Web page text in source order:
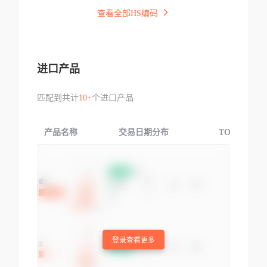
查看全部HS编码
进口产品
匹配到共计10+个进口产品
产品名称 交易日期分布 TOP3交易国
登录查看更多